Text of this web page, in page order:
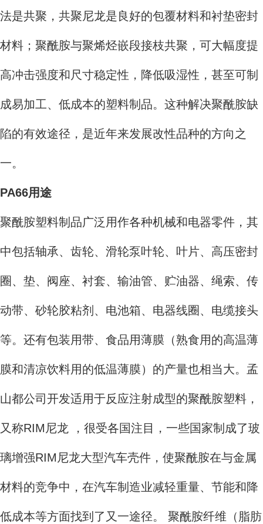
法是共聚，共聚尼龙是良好的包覆材料和衬垫密封
材料；聚酰胺与聚烯烃嵌段接枝共聚，可大幅度提
高冲击强度和尺寸稳定性，降低吸湿性，甚至可制
成易加工、低成本的塑料制品。这种解决聚酰胺缺
陷的有效途径，是近年来发展改性品种的方向之
一。
PA66用途
聚酰胺塑料制品广泛用作各种机械和电器零件，其
中包括轴承、齿轮、滑轮泵叶轮、叶片、高压密封
圈、垫、阀座、衬套、输油管、贮油器、绳索、传
动带、砂轮胶粘剂、电池箱、电器线圈、电缆接头
等。还有包装用带、食品用薄膜（熟食用的高温薄
膜和清凉饮料用的低温薄膜）的产量也相当大。孟
山都公司开发适用于反应注射成型的聚酰胺塑料，
又称RIM尼龙 ，很受各国注目，一些国家制成了玻
璃增强RIM尼龙大型汽车壳件，使聚酰胺在与金属
材料的竞争中，在汽车制造业减轻重量、节能和降
低成本等方面找到了又一途径。 聚酰胺纤维（脂肪